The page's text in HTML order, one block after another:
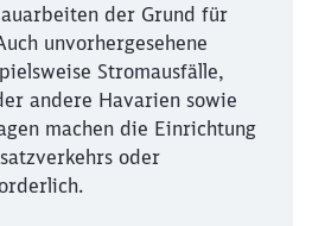
der Grund für
unvorhergesehene
Stromausfälle,
andere Havarien sowie
machen die Einrichtung
oder